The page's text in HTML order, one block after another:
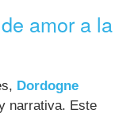
amor a la
Dordogne
narrativa. Este